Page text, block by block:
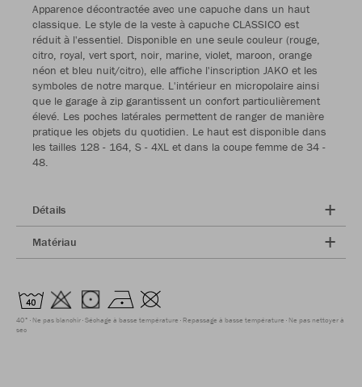
Apparence décontractée avec une capuche dans un haut
classique. Le style de la veste à capuche CLASSICO est
réduit à l'essentiel. Disponible en une seule couleur (rouge,
citro, royal, vert sport, noir, marine, violet, maroon, orange
néon et bleu nuit/citro), elle affiche l'inscription JAKO et les
symboles de notre marque. L'intérieur en micropolaire ainsi
que le garage à zip garantissent un confort particulièrement
élevé. Les poches latérales permettent de ranger de manière
pratique les objets du quotidien. Le haut est disponible dans
les tailles 128 - 164, S - 4XL et dans la coupe femme de 34 -
48.
Détails
Matériau
40° Ne pas blanchir Séchage à basse température Repassage à basse température Ne pas nettoyer à
sec